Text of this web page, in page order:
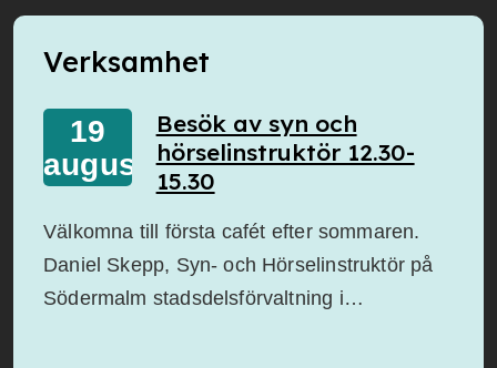
Verksamhet
19
augusti
Besök av syn och
hörselinstruktör 12.30-
15.30
Välkomna till första cafét efter sommaren.
Daniel Skepp, Syn- och Hörselinstruktör på
Södermalm stadsdelsförvaltning i…